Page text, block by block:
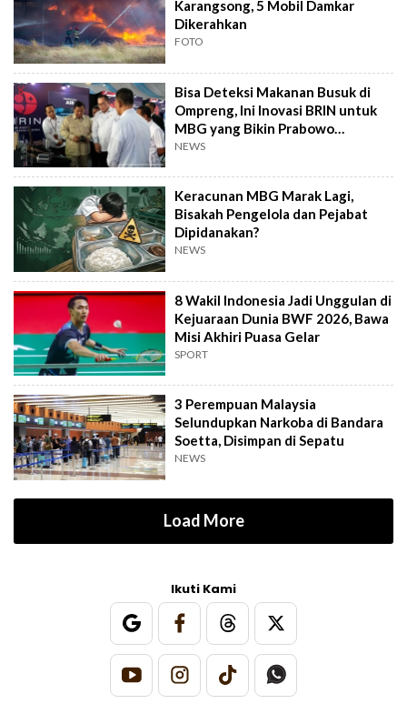
Karangsong, 5 Mobil Damkar
Dikerahkan
FOTO
Bisa Deteksi Makanan Busuk di
Ompreng, Ini Inovasi BRIN untuk
MBG yang Bikin Prabowo
Kepincut
NEWS
Keracunan MBG Marak Lagi,
Bisakah Pengelola dan Pejabat
Dipidanakan?
NEWS
8 Wakil Indonesia Jadi Unggulan di
Kejuaraan Dunia BWF 2026, Bawa
Misi Akhiri Puasa Gelar
SPORT
3 Perempuan Malaysia
Selundupkan Narkoba di Bandara
Soetta, Disimpan di Sepatu
NEWS
Load More
Ikuti Kami